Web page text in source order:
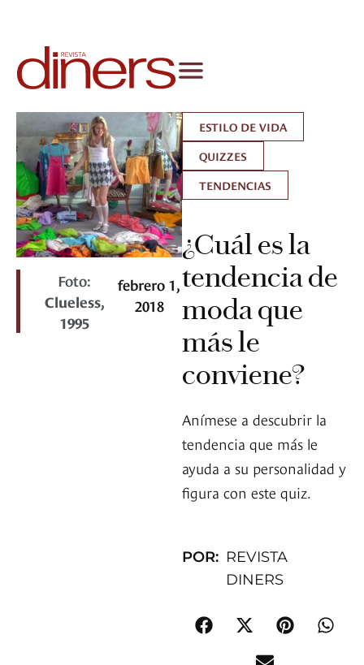
Foto:
Clueless,
1995
febrero 1,
2018
ESTILO DE VIDA
QUIZZES
TENDENCIAS
¿Cuál es la
tendencia de
moda que
más le
conviene?
Anímese a descubrir la
tendencia que más le
ayuda a su personalidad y
figura con este quiz.
POR: REVISTA
DINERS